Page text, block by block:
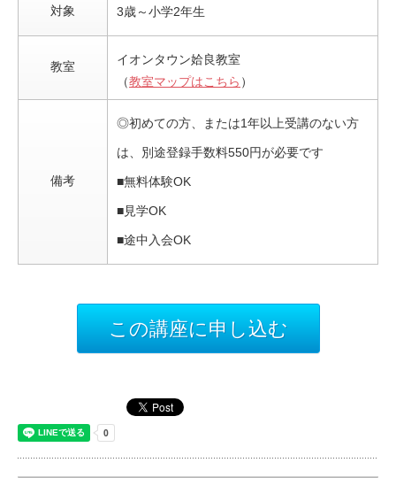
対象 3歳～小学2年生
教室
イオンタウン姶良教室
（教室マップはこちら ）
備考
◎初めての方、または1年以上受講のない方
は、別途登録手数料550円が必要です
■無料体験OK
■見学OK
■途中入会OK
この講座に申し込む